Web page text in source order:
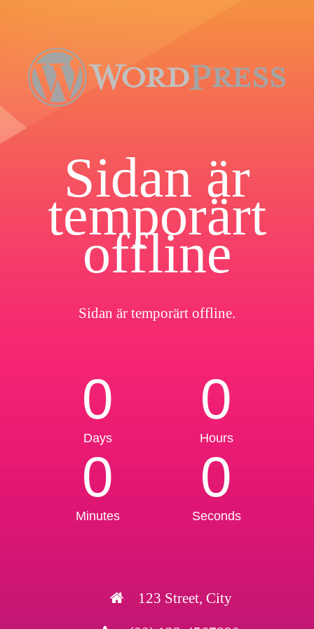
Sidan är
temporärt
offline
Sidan är temporärt offline.
0
Days
0
Hours
0
Minutes
0
Seconds
123 Street, City